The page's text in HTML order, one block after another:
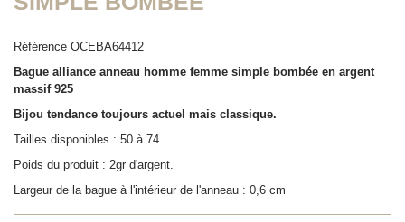
Référence OCEBA64412
Bague alliance anneau homme femme simple bombée en argent
massif 925
Bijou tendance toujours actuel mais classique.
Tailles disponibles : 50 à 74.
Poids du produit : 2gr d'argent.
Largeur de la bague à l'intérieur de l'anneau : 0,6 cm